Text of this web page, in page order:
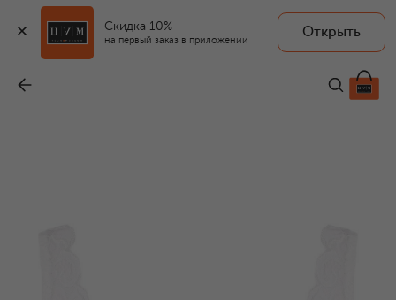
Скидка 10%
на первый заказ в приложении
Открыть
9 505 ₽